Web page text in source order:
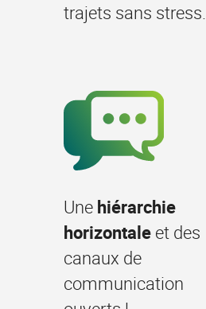
trajets sans stress.
Une hiérarchie
horizontale et des
canaux de
communication